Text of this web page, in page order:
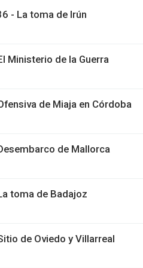
- La toma de Irún
Ministerio de la Guerra
de Miaja en Córdoba
de Mallorca
toma de Badajoz
de Oviedo y Villarreal